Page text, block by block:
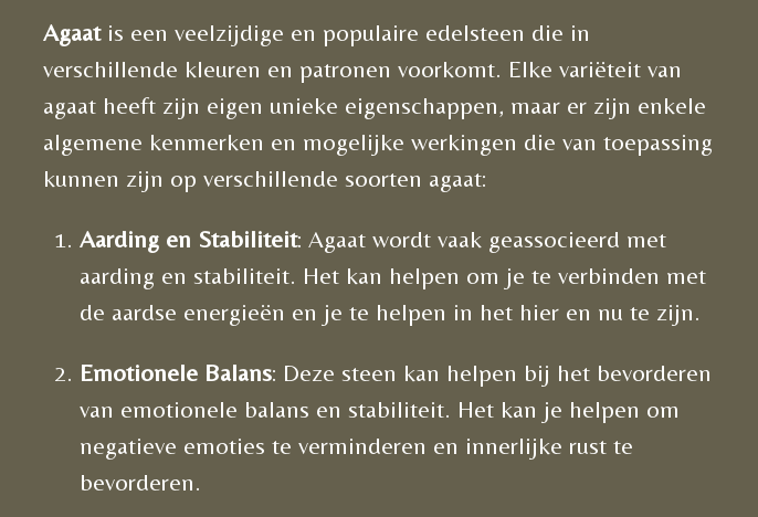
Agaatis een veelzijdige en populaire edelsteen die in
verschillende kleuren en patronen voorkomt. Elke variëteit van
agaat heeft zijn eigen unieke eigenschappen, maar er zijn enkele
algemene kenmerken en mogelijke werkingen die van toepassing
kunnen zijn op verschillende soorten agaat:
Aarding en Stabiliteit: Agaat wordt vaak geassocieerd met
aarding en stabiliteit. Het kan helpen om je te verbinden met
de aardse energieën en je te helpen in het hier en nu te zijn.
Emotionele Balans: Deze steen kan helpen bij het bevorderen
van emotionele balans en stabiliteit. Het kan je helpen om
negatieve emoties te verminderen en innerlijke rust te
bevorderen.